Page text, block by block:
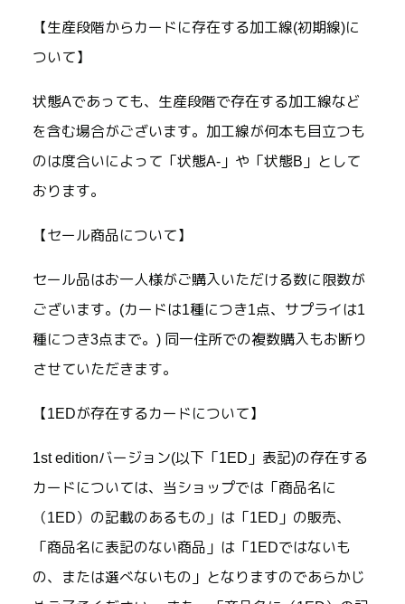
【生産段階からカードに存在する加工線(初期線)に
ついて】
状態Aであっても、生産段階で存在する加工線など
を含む場合がございます。加工線が何本も目立つも
のは度合いによって「状態A-」や「状態B」として
おります。
【セール商品について】
セール品はお一人様がご購入いただける数に限数が
ございます。(カードは1種につき1点、サプライは1
種につき3点まで。) 同一住所での複数購入もお断り
させていただきます。
【1EDが存在するカードについて】
1st editionバージョン(以下「1ED」表記)の存在する
カードについては、当ショップでは「商品名に
（1ED）の記載のあるもの」は「1ED」の販売、
「商品名に表記のない商品」は「1EDではないも
の、または選べないもの」となりますのであらかじ